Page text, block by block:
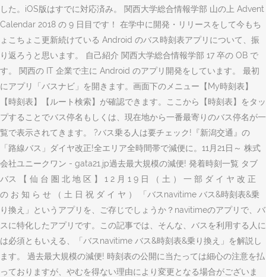
した。iOS版はすでに対応済み。 関西大学総合情報学部 山の上 Advent
Calendar 2018 の 9 日目です！ 在学中に開発・リリースをして今もち
ょこちょこ更新続けている Android のバス時刻表アプリについて、振
り返ろうと思います。 自己紹介 関西大学総合情報学部 17 卒の OB で
す。 関西の IT 企業で主に Android のアプリ開発をしています。 最初
にアプリ「バスナビ」を開きます。画面下のメニュー【My時刻表】
【時刻表】【ルート検索】が確認できます。ここから【時刻表】をタッ
プすることでバス停名もしくは、現在地から一番最寄りのバス停名が一
覧で表示されてきます。 ?バス乗る人は要チェック!『新潟交通』の
「路線バス」ダイヤ改正!全エリア全時間帯で減便に。11月21日～ 株式
会社ユニークワン - gata21.jp過去最大規模の減便! 発着時刻一覧 タブ
バス 【 仙 台 圏 北 地 区 】 1 2 月 1 9 日 （ 土 ） 一 部 ダ イ ヤ 改 正
の お 知 ら せ （ 土 日 祝 ダ イ ヤ ） 「バスnavitime バス&時刻表&乗
り換え」というアプリを、ご存じでしょうか？navitimeのアプリで、バ
スに特化したアプリです。この記事では、そんな、バスを利用する人に
は必須ともいえる、「バスnavitime バス&時刻表&乗り換え」を解説し
ます。 過去最大規模の減便! 時刻表の公開に当たっては細心の注意を払
っておりますが、やむを得ない理由により変更となる場合がございま